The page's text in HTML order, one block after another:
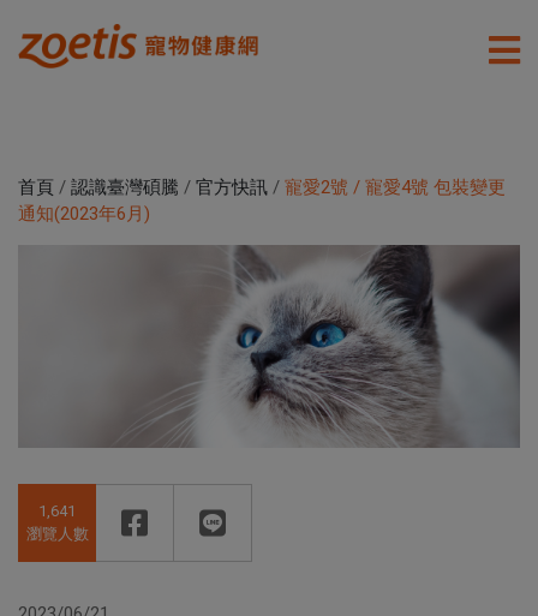
首頁 / 認識臺灣碩騰 / 官方快訊 / 寵愛2號 / 寵愛4號 包裝變更
通知(2023年6月)
1,641
瀏覽人數